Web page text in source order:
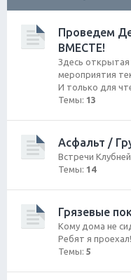
Проведем
ВМЕСТЕ!
Здесь открытая
мероприятия
И только для
Темы: 13
Асфальт /
Встречи
Темы: 14
Грязевые
Кому дома не
Ребят я
Темы: 5